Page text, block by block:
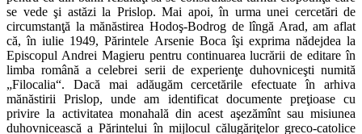
se vede şi astăzi la Prislop. Mai apoi, în urma unei cercetări de
circumstanţă la mănăstirea Hodoş-Bodrog de lîngă Arad, am aflat
că, în iulie 1949, Părintele Arsenie Boca îşi exprima nădejdea la
Episcopul Andrei Magieru pentru continuarea lucrării de editare în
limba română a celebrei serii de experienţe duhovniceşti numită
„Filocalia“. Dacă mai adăugăm cercetările efectuate în arhiva
mănăstirii Prislop, unde am identificat documente preţioase cu
privire la activitatea monahală din acest aşezămînt sau misiunea
duhovnicească a Părintelui în mijlocul călugăriţelor greco-catolice